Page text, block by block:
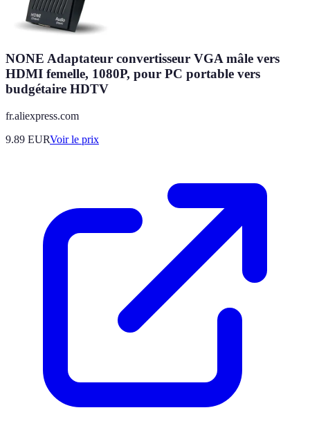
NONE Adaptateur convertisseur VGA mâle vers
HDMI femelle, 1080P, pour PC portable vers
budgétaire HDTV
fr.aliexpress.com
9.89 EURVoir le prix